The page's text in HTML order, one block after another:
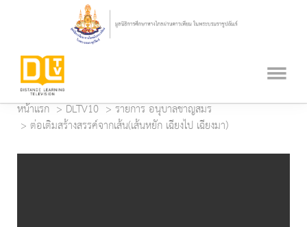
หน้าแรก DLTV10
รายการ อนุบาลชาญสมร
ต่อเติมสร้างสรรค์จากเส้น(เส้นหยัก เฉียงไป เฉียงมา)